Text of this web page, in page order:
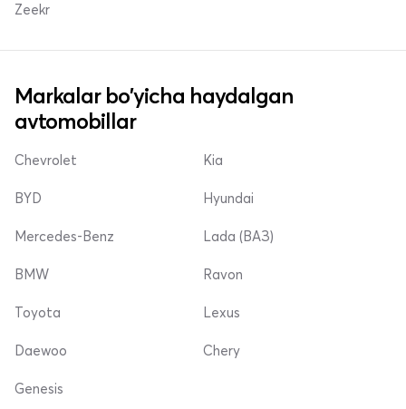
Zeekr
Markalar bo'yicha haydalgan
avtomobillar
Chevrolet
BYD
Mercedes-Benz
Kia
Hyundai
Lada (ВАЗ)
BMW
Toyota
Daewoo
Ravon
Lexus
Chery
Genesis